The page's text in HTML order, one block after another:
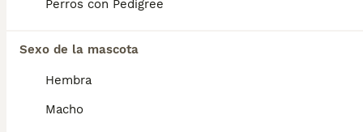
Perros con Pedigree
Sexo de la mascota
Hembra
Macho
Caniche. Son perros leales, amigables e
personas que buscan un compañero
¿Cuánto cuesta un perro